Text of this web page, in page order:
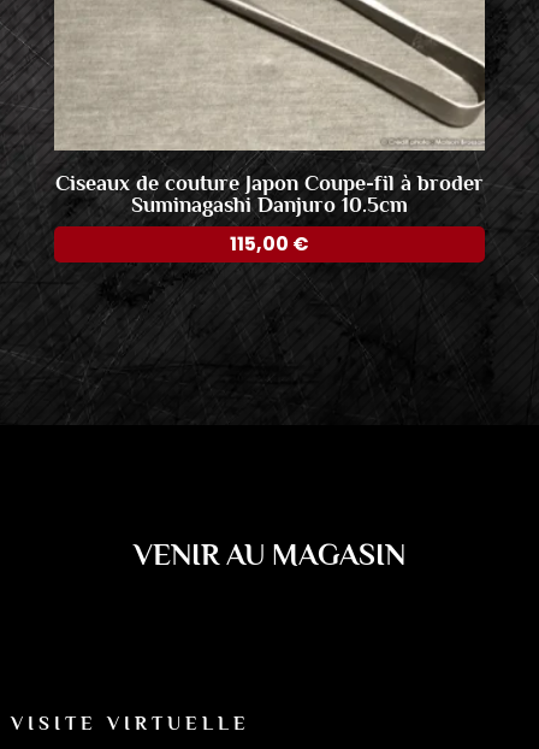
Ciseaux de couture Japon Coupe-fil à broder
Suminagashi Danjuro 10.5cm
115,00 €
VENIR AU MAGASIN
VISITE VIRTUELLE